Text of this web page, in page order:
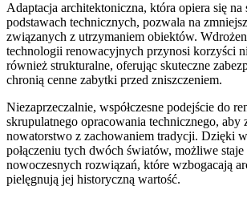
Adaptacja architektoniczna, która opiera się na
podstawach technicznych, pozwala na
związanych z utrzymaniem obiektów.
technologii renowacyjnych przynosi korzyści
również strukturalne, oferując skuteczne
chronią cenne zabytki przed zniszczeniem.
Niezaprzeczalnie, współczesne podejście do
skrupulatnego opracowania technicznego, aby
nowatorstwo z zachowaniem tradycji. Dzięki
połączeniu tych dwóch światów, możliwe
nowoczesnych rozwiązań, które wzbogacają
pielęgnują jej historyczną wartość.